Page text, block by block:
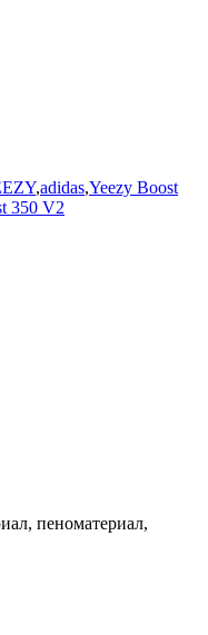
,adidas,Yeezy Boost
350 V2
пеноматериал,